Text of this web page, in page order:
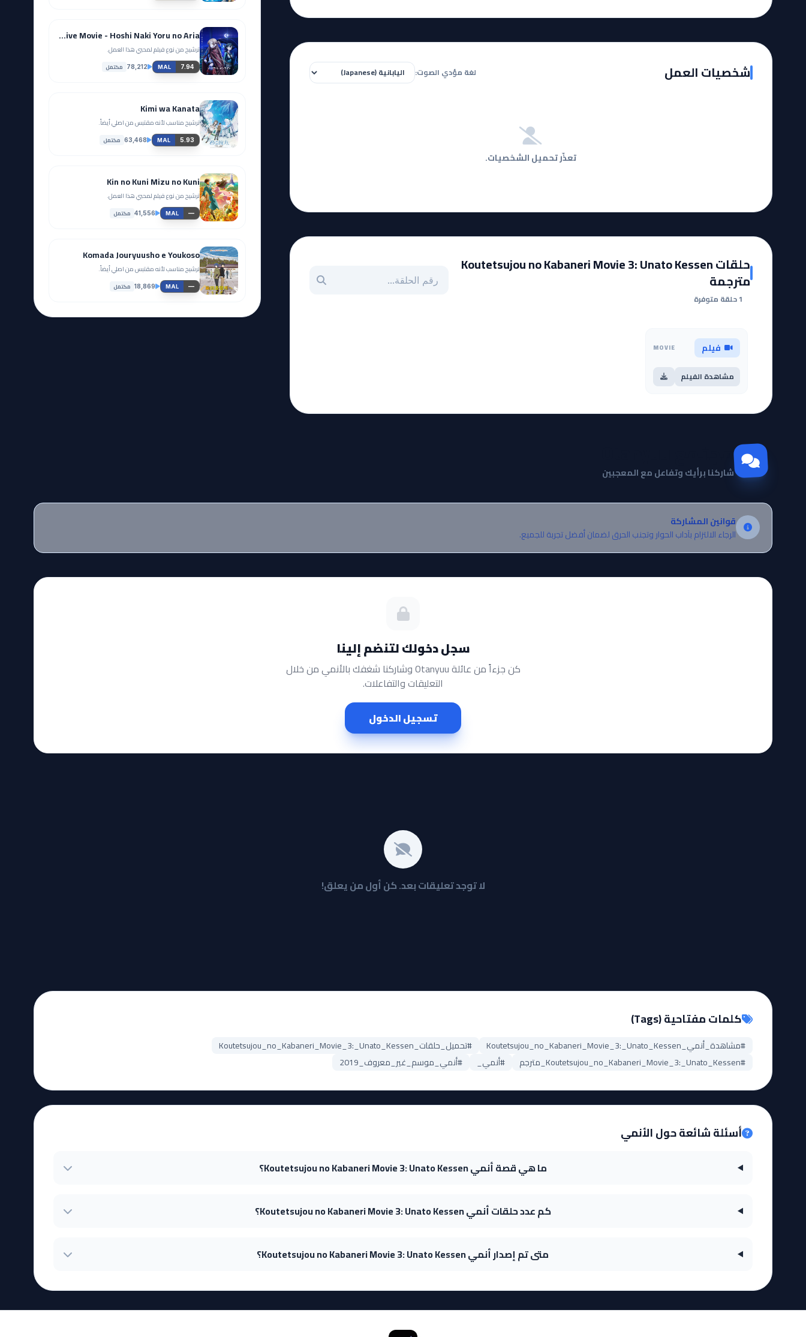
شخصيات العمل لغة مؤدي الصوت:
تعذّر تحميل الشخصيات.
حلقات Koutetsujou no Kabaneri Movie 3: Unato Kessen
مترجمة
1 حلقة متوفرة
بحث عن حلقة بالرقم
فيلم MOVIE
مشاهدة الفيلم
Sword Art Online: Progressive Movie - Hoshi Naki Yoru no Aria
ترشيح من نوع فيلم لمحبي هذا العمل.
MAL 7.94
78,212 مكتمل
Kimi wa Kanata
ترشيح مناسب لأنه مقتبس من اصلي أيضاً.
MAL 5.93
63,468 مكتمل
Kin no Kuni Mizu no Kuni
ترشيح من نوع فيلم لمحبي هذا العمل.
MAL —
41,556 مكتمل
Komada Jouryuusho e Youkoso
ترشيح مناسب لأنه مقتبس من اصلي أيضاً.
MAL —
18,869 مكتمل
مجتمع Otanyuu
شاركنا برأيك وتفاعل مع المعجبين
قوانين المشاركة
الرجاء الالتزام بآداب الحوار وتجنب الحرق لضمان أفضل تجربة للجميع.
سجل دخولك لتنضم إلينا
كن جزءاً من عائلة Otanyuu وشاركنا شغفك بالأنمي من خلال
التعليقات والتفاعلات.
تسجيل الدخول
لا توجد تعليقات بعد. كن أول من يعلق!
كلمات مفتاحية (Tags)
#مشاهدة_أنمي_Koutetsujou_no_Kabaneri_Movie_3:_Unato_Kessen
#تحميل_حلقات_Koutetsujou_no_Kabaneri_Movie_3:_Unato_Kessen
#Koutetsujou_no_Kabaneri_Movie_3:_Unato_Kessen_مترجم
#أنمي_ #أنمي_موسم_غير_معروف_2019
أسئلة شائعة حول الأنمي
ما هي قصة أنمي Koutetsujou no Kabaneri Movie 3: Unato Kessen؟
كم عدد حلقات أنمي Koutetsujou no Kabaneri Movie 3: Unato Kessen؟
متى تم إصدار أنمي Koutetsujou no Kabaneri Movie 3: Unato Kessen؟